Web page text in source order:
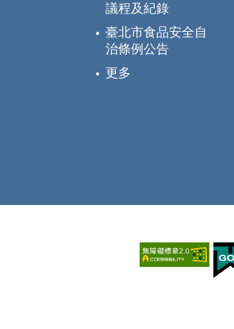
議程及紀錄
臺北市食品安全自
治條例公告
更多